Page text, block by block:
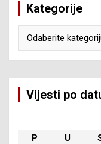
Kategorije
Vijesti po
P
U